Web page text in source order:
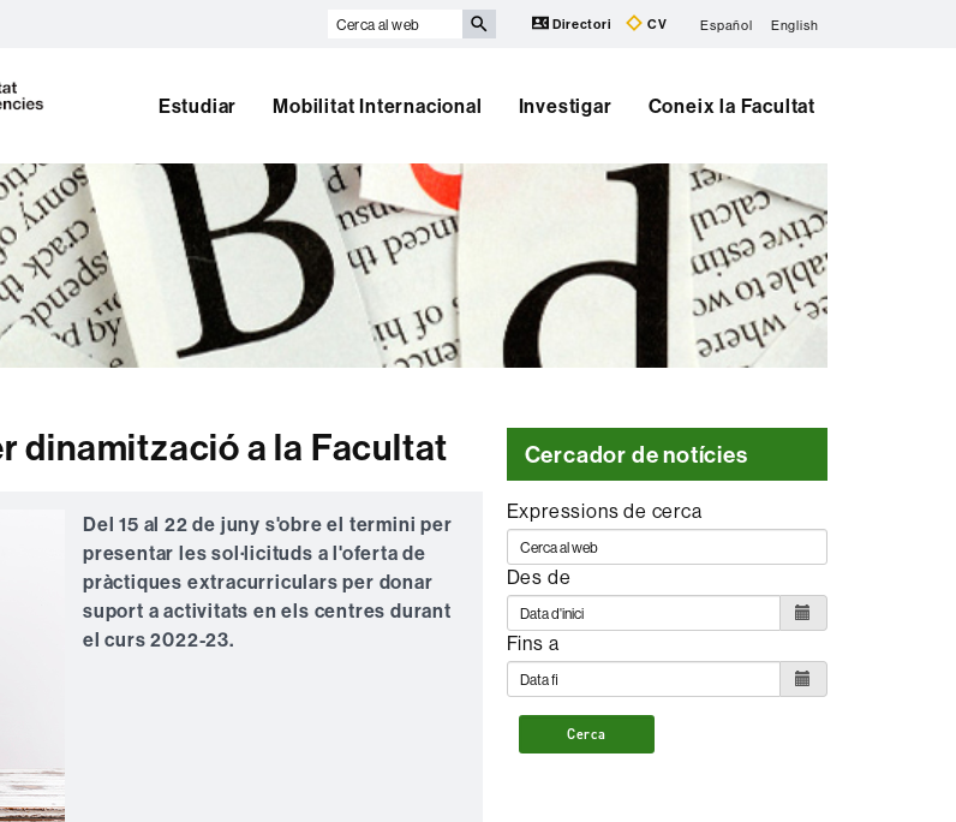
Cerca
Directori CV Español English
A
B
Estudiar Mobilitat Internacional Investigar Coneix la Facultat
dinamització a la Facultat
Del 15 al 22 de juny s'obre el termini per
presentar les sol·licituds a l'oferta de
pràctiques extracurriculars per donar
suport a activitats en els centres durant
el curs 2022-23.
Cercador de notícies
Expressions de cerca
Des de
Fins a
Cerca